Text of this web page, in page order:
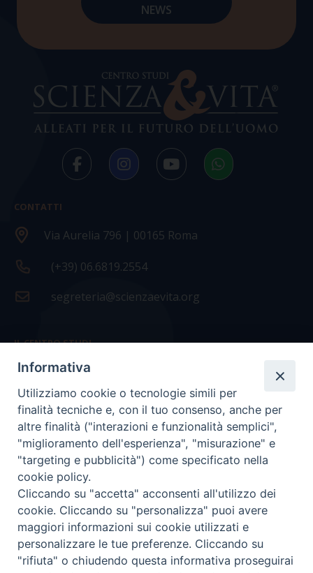
CONTATTI
Via Aurelia 796 | 00165 Roma
(+39) 06.6819.2554
segreteria@scienzaevita.org
IL CENTRO STUDI
La nostra storia
Statuto
Presidenza e ufficio presidenza
Consiglio scientifico
Coordinamento nazionale
COPYRIGHT Scienza & Vita - C.F96600690588- Tutti i
Informativa
Utilizziamo cookie o tecnologie simili per
finalità tecniche e, con il tuo consenso, anche per
altre finalità ("interazioni e funzionalità semplici",
"miglioramento dell'esperienza", "misurazione" e
"targeting e pubblicità") come specificato nella
cookie policy.
Cliccando su "accetta" acconsenti all'utilizzo dei
cookie. Cliccando su "personalizza" puoi avere
maggiori informazioni sui cookie utilizzati e
personalizzare le tue preferenze. Cliccando su
"rifiuta" o chiudendo questa informativa proseguirai